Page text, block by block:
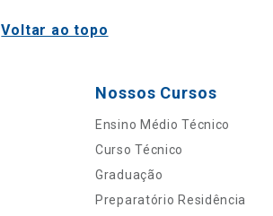
Voltar ao topo
Nossos Cursos
Ensino Médio Técnico
Curso Técnico
Graduação
Preparatório Residência